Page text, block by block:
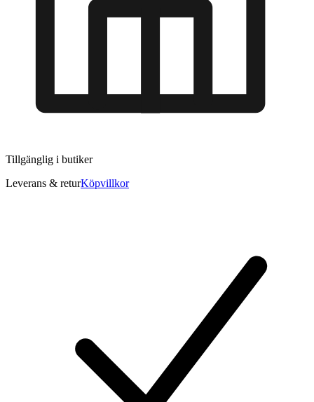
Tillgänglig i butiker
Leverans & returKöpvillkor